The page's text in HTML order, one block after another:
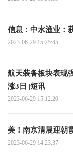
信息：中水渔业：
2023-06-29 15:25:45
航天装备板块表现
涨3日 |短讯
2023-06-29 15:12:20
美！南京清晨迎朝
2023-06-29 14:23:37